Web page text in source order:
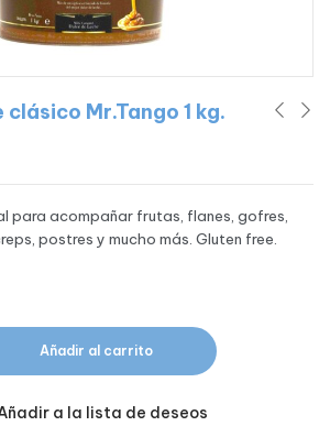
clásico Mr.Tango 1 kg.
para acompañar frutas, flanes, gofres,
postres y mucho más. Gluten free.
Añadir al carrito
a la lista de deseos